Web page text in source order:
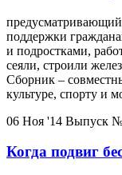
поддержки
и подростками,
сеяли, строили
Сборник –
культуре, спорту и
06 Ноя '14 Выпуск
Когда подвиг